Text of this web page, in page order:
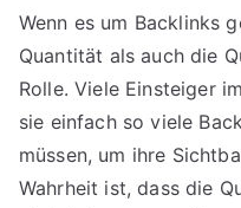
Wenn es um Backlinks
Quantität als auch die
Rolle. Viele Einsteiger
sie einfach so viele
müssen, um ihre
Wahrheit ist, dass die